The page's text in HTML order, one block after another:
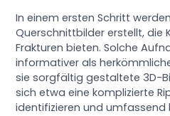
In einem ersten Schritt
Querschnittbilder erstellt, die
Frakturen bieten. Solche
informativer als
sie sorgfältig gestaltete 3D-
sich etwa eine komplizierte
identifizieren und umfassend